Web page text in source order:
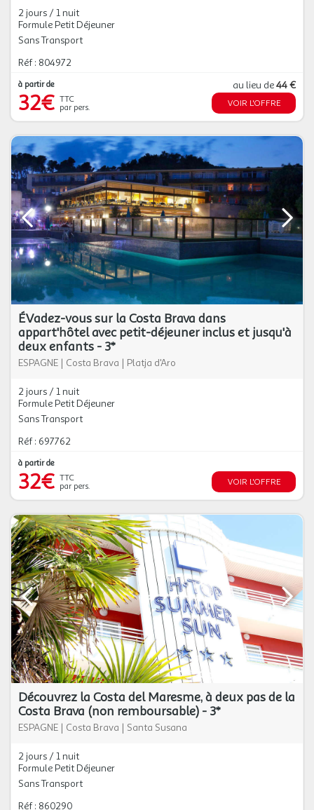
2 jours / 1 nuit
Formule Petit Déjeuner
Sans Transport
Réf : 804972
à partir de
32€ TTC
par pers.
au lieu de44 €
VOIR L'OFFRE
ÉVadez-vous sur la Costa Brava dans
appart'hôtel avec petit-déjeuner inclus et jusqu'à
deux enfants - 3*
ESPAGNE | Costa Brava | Platja d'Aro
2 jours / 1 nuit
Formule Petit Déjeuner
Sans Transport
Réf : 697762
à partir de
32€ TTC
par pers.
VOIR L'OFFRE
Découvrez la Costa del Maresme, à deux pas de la
Costa Brava (non remboursable) - 3*
ESPAGNE | Costa Brava | Santa Susana
2 jours / 1 nuit
Formule Petit Déjeuner
Sans Transport
Réf : 860290